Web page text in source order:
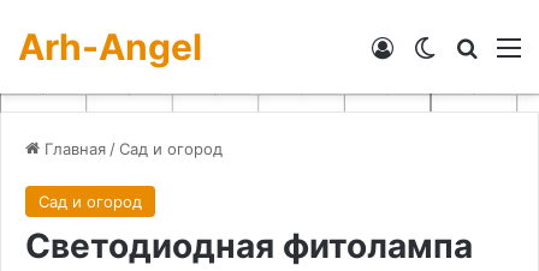
Arh-Angel Switch skin
Войти
Главная /Сад и огород
Сад и огород
Светодиодная фитолампа